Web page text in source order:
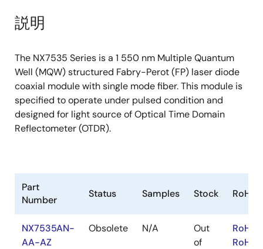
説明
The NX7535 Series is a 1 550 nm Multiple Quantum
Well (MQW) structured Fabry-Perot (FP) laser diode
coaxial module with single mode fiber. This module is
specified to operate under pulsed condition and
designed for light source of Optical Time Domain
Reflectometer (OTDR).
Part
Number
Status Samples Stock RoHS
NX7535AN-
AA-AZ
Obsolete N/A
Out
of